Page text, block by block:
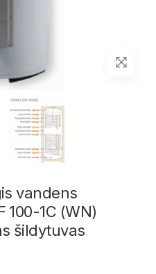
vandens
100-1C (WN)
šildytuvas